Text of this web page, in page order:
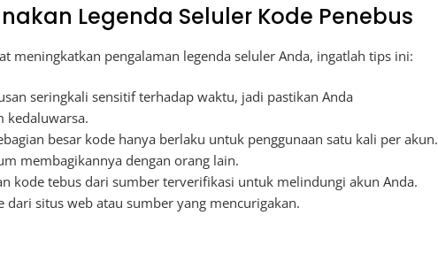
Legenda Seluler Kode Penebus
meningkatkan pengalaman legenda seluler Anda, ingatlah tips ini:
seringkali sensitif terhadap waktu, jadi pastikan Anda
kedaluwarsa.
besar kode hanya berlaku untuk penggunaan satu kali per akun.
membagikannya dengan orang lain.
kode tebus dari sumber terverifikasi untuk melindungi akun Anda.
dari situs web atau sumber yang mencurigakan.